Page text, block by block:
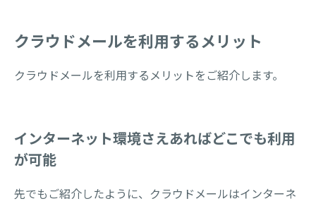
クラウドメールを利用するメリット
クラウドメールを利用するメリットをご紹介します。
インターネット環境さえあればどこでも利用
が可能
先でもご紹介したように、クラウドメールはインターネ